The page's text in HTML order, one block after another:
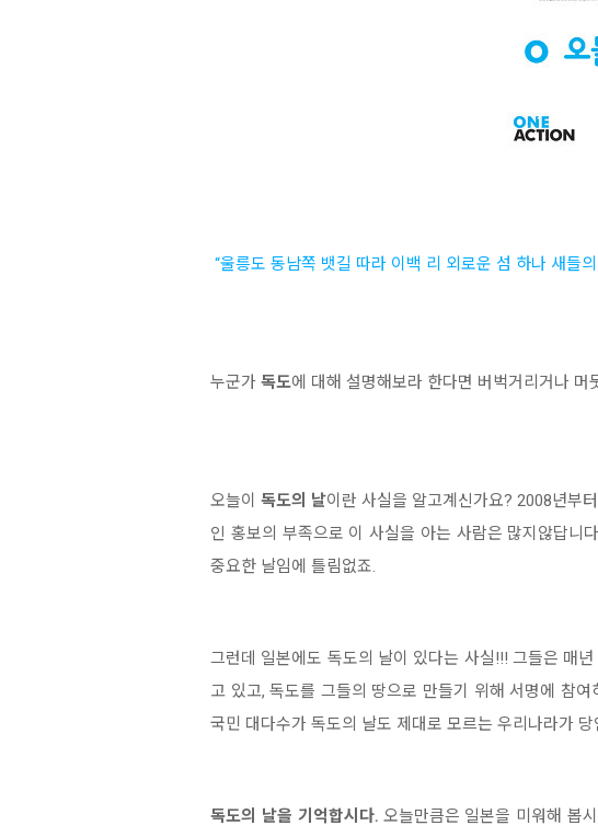
“울릉도 동남쪽 뱃길 따라 이백 리 외로운 섬 하나 새들
누군가 독도에 대해 설명해보라 한다면 버벅거리거나
오늘이독도의 날이란 사실을 알고계신가요? 2008년부
인 홍보의 부족으로 이 사실을 아는 사람은 많지않답니
중요한 날임에 틀림없죠.
그런데 일본에도 독도의 날이 있다는 사실!!! 그들은 매년
고 있고, 독도를 그들의 땅으로 만들기 위해 서명에 참
국민 대다수가 독도의 날도 제대로 모르는 우리나라가 당
독도의 날을 기억합시다. 오늘만큼은 일본을 미워해 봅